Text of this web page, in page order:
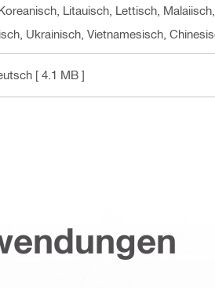
Litauisch, Lettisch,
Ukrainisch, Vietnamesisch,
[ 4.1 MB ]